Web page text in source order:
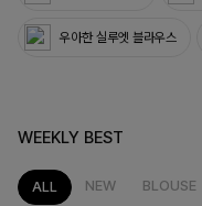
우아한 실루엣 블라우스
WEEKLY BEST
ALL NEW BLOUSE